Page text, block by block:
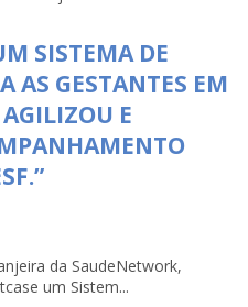
SISTEMA DE
AS GESTANTES EM
E
da SaudeNetwork,
um Sistem...